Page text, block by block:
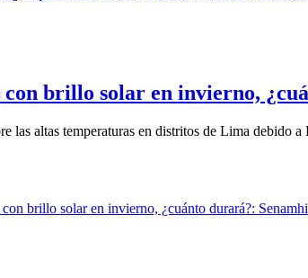
brillo solar en invierno,
las altas temperaturas en distritos de Lima debido